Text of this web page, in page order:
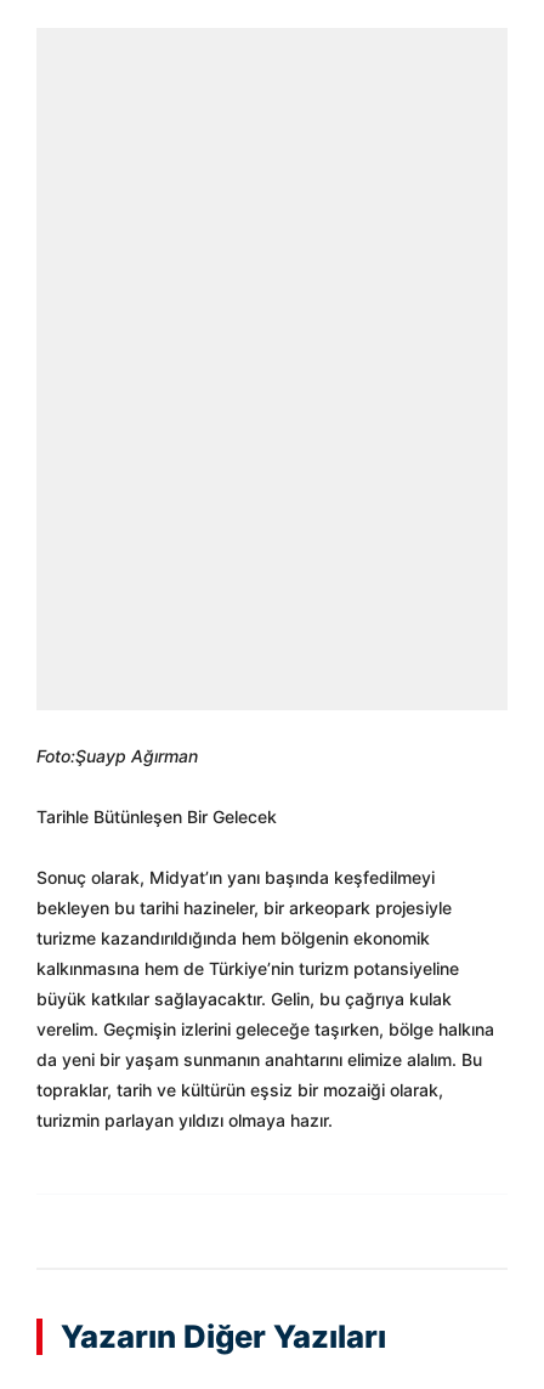
Foto:Şuayp Ağırman
Tarihle Bütünleşen Bir Gelecek
Sonuç olarak, Midyat’ın yanı başında keşfedilmeyi
bekleyen bu tarihi hazineler, bir arkeopark projesiyle
turizme kazandırıldığında hem bölgenin ekonomik
kalkınmasına hem de Türkiye’nin turizm potansiyeline
büyük katkılar sağlayacaktır. Gelin, bu çağrıya kulak
verelim. Geçmişin izlerini geleceğe taşırken, bölge halkına
da yeni bir yaşam sunmanın anahtarını elimize alalım. Bu
topraklar, tarih ve kültürün eşsiz bir mozaiği olarak,
turizmin parlayan yıldızı olmaya hazır.
Yazarın Diğer Yazıları